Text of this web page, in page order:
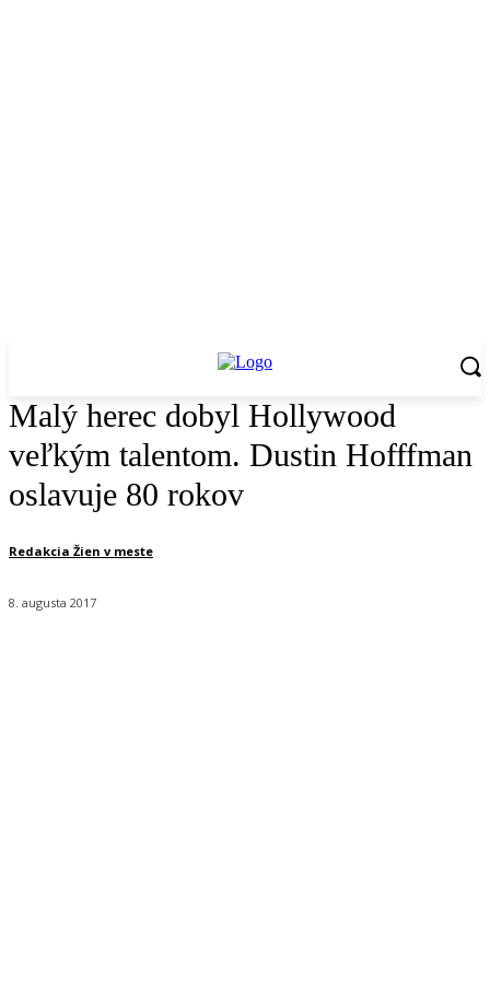
Malý herec dobyl Hollywood
veľkým talentom. Dustin Hofffman
oslavuje 80 rokov
Redakcia Žien v meste
8. augusta 2017